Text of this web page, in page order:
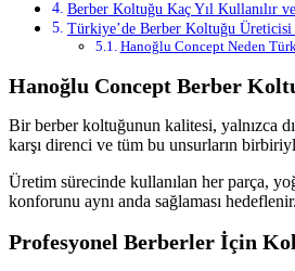
Berber Koltuğu Kaç Yıl Kullanılır
Türkiye’de Berber Koltuğu
Hanoğlu Concept Neden
Hanoğlu Concept Berber
Bir berber koltuğunun kalitesi, yalnızca
karşı direnci ve tüm bu unsurların
Üretim sürecinde kullanılan her parça,
konforunu aynı anda sağlaması hedeflenir.
Profesyonel Berberler İçin